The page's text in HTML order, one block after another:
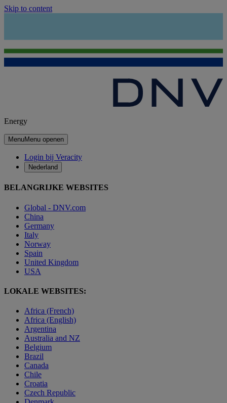
Skip to content
Energy
MenuMenu openen
Login bij Veracity
Nederland
BELANGRIJKE WEBSITES
Global - DNV.com
China
Germany
Italy
Norway
Spain
United Kingdom
USA
LOKALE WEBSITES:
Africa (French)
Africa (English)
Argentina
Australia and NZ
Belgium
Brazil
Canada
Chile
Croatia
Czech Republic